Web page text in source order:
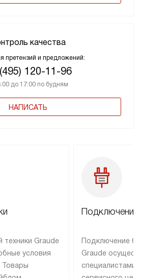
качества
претензий и предложений:
120-11-96
до 17:00 по будням
НАПИСАТЬ
техники Graude
условия
Товары
Подключение
Подключение
Graude
специалистами